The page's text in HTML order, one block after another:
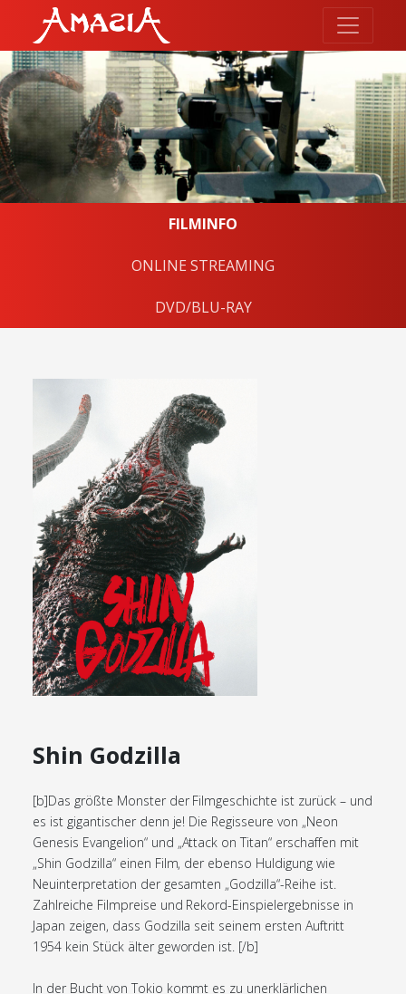
FILMINFO
ONLINE STREAMING
DVD/BLU-RAY
Shin Godzilla
[b]Das größte Monster der Filmgeschichte ist zurück – und
es ist gigantischer denn je! Die Regisseure von „Neon
Genesis Evangelion“ und „Attack on Titan“ erschaffen mit
„Shin Godzilla“ einen Film, der ebenso Huldigung wie
Neuinterpretation der gesamten „Godzilla“-Reihe ist.
Zahlreiche Filmpreise und Rekord-Einspielergebnisse in
Japan zeigen, dass Godzilla seit seinem ersten Auftritt
1954 kein Stück älter geworden ist. [/b]
In der Bucht von Tokio kommt es zu unerklärlichen